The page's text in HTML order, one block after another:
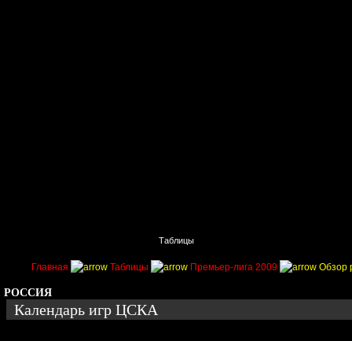
Таблицы
Главная Таблицы Премьер-лига 2009 Обзор
РОССИЯ
Календарь игр ЦСКА